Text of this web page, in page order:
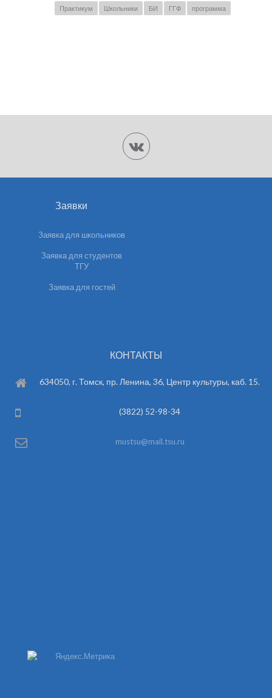
Практикум Школьники БИ ГГФ программа
Заявки
Заявка для школьников
Заявка для студентов
ТГУ
Заявка для гостей
КОНТАКТЫ
634050, г. Томск, пр. Ленина, 36, Центр культуры, каб. 15.
(3822) 52-98-34
mustsu@mail.tsu.ru